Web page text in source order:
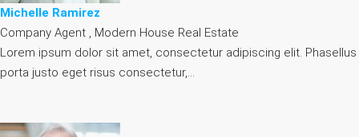
Michelle Ramirez
Company Agent , Modern House Real Estate
Lorem ipsum dolor sit amet, consectetur adipiscing elit. Phasellus
porta justo eget risus consectetur,…